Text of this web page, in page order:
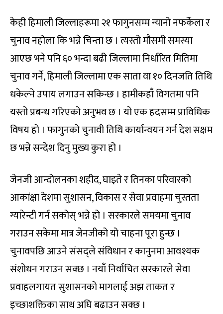
केही हिमाली जिल्लाहरूमा २१ फागुनसम्म न्यानो नफर्केला र
चुनाव नहोला कि भन्ने चिन्ता छ । त्यस्तो मौसमी समस्या
आएछ भने पनि ६० भन्दा बढी जिल्लामा निर्धारित मितिमा
चुनाव गर्ने, हिमाली जिल्लामा एक साता वा १० दिनजति तिथि
धकेल्ने उपाय लगाउन सकिन्छ । हामीकहाँ विगतमा पनि
यस्तो प्रबन्ध गरिएको अनुभव छ । यो एक हदसम्म प्राविधिक
विषय हो । फागुनको चुनावी तिथि कार्यान्वयन गर्न देश सक्षम
छ भन्ने सन्देश दिनु मुख्य कुरा हो ।
जेनजी आन्दोलनका शहीद, घाइते र तिनका परिवारको
आकांक्षा देशमा सुशासन, विकास र सेवा प्रवाहमा चुस्तता
ग्यारेन्टी गर्न सकोस् भन्ने हो । सरकारले समयमा चुनाव
गराउन सकेमा मात्र जेनजीको यो चाहना पूरा हुन्छ ।
चुनावपछि आउने संसद्ले संविधान र कानुनमा आवश्यक
संशोधन गराउन सक्छ । नयाँ निर्वाचित सरकारले सेवा
प्रवाहलगायत सुशासनको मागलाई अझ ताकत र
इच्छाशक्तिका साथ अघि बढाउन सक्छ ।